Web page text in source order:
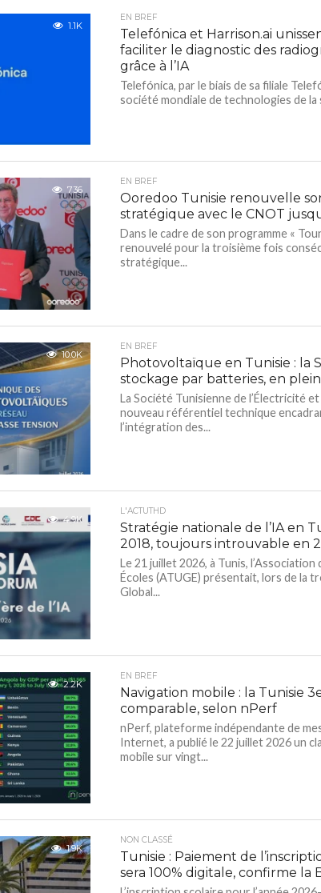
1.1K
EN BREF
Telefónica et Harrison.ai
faciliter le diagnostic des
grâce à l’IA
Telefónica, par le biais de sa filiale
société mondiale de technologies de la
736
EN BREF
Ooredoo Tunisie renouvelle
stratégique avec le CNOT
Dans le cadre de son programme «
renouvelé pour la troisième fois
stratégique...
10.0K
EN BREF
Photovoltaïque en Tunisie : la
stockage par batteries, en
La Société Tunisienne de l’Électricité et
nouveau référentiel technique
l’intégration des...
4.9K
L'ACTUTHD
Stratégie nationale de l’IA en
2018, toujours introuvable en
Le 21 juillet 2026, à Tunis,
Écoles (ATUGE) présentait, lors de la
Global...
2.2K
EN BREF
Navigation mobile : la Tunisie
comparable, selon nPerf
nPerf, plateforme indépendante de
Internet, a publié le 22 juillet 2026 un
mobile sur vingt...
1.9K
NON CLASSÉ
Tunisie : Paiement de
sera 100% digitale, confirme la